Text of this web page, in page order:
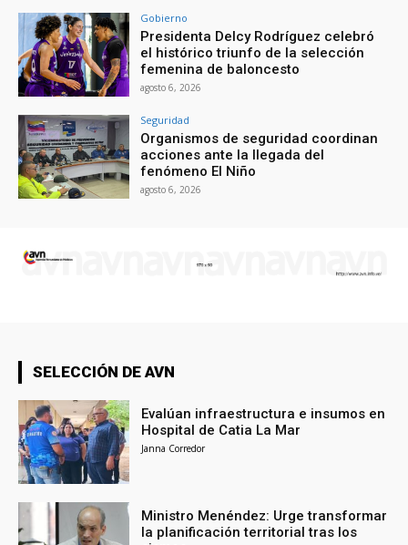
Gobierno
Presidenta Delcy Rodríguez celebró
el histórico triunfo de la selección
femenina de baloncesto
agosto 6, 2026
Seguridad
Organismos de seguridad coordinan
acciones ante la llegada del
fenómeno El Niño
agosto 6, 2026
SELECCIÓN DE AVN
Evalúan infraestructura e insumos en
Hospital de Catia La Mar
Janna Corredor
Ministro Menéndez: Urge transformar
la planificación territorial tras los